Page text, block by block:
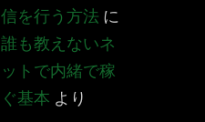
信を行う方法 に
誰も教えないネ
ットで内緒で稼
ぐ基本 より